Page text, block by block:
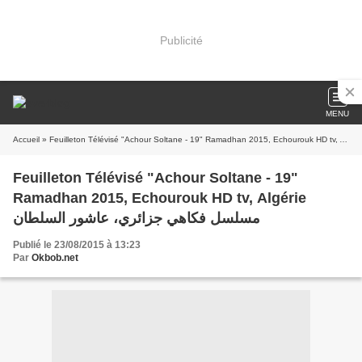
Publicité
MENU
Accueil
Feuilleton Télévisé "Achour Soltane - 19"
Ramadhan 2015, Echourouk HD tv, Algérie
مسلسل فكاهي جزائري، عاشور السلطان
Publié le 23/08/2015 à 13:23
Par Okbob.net